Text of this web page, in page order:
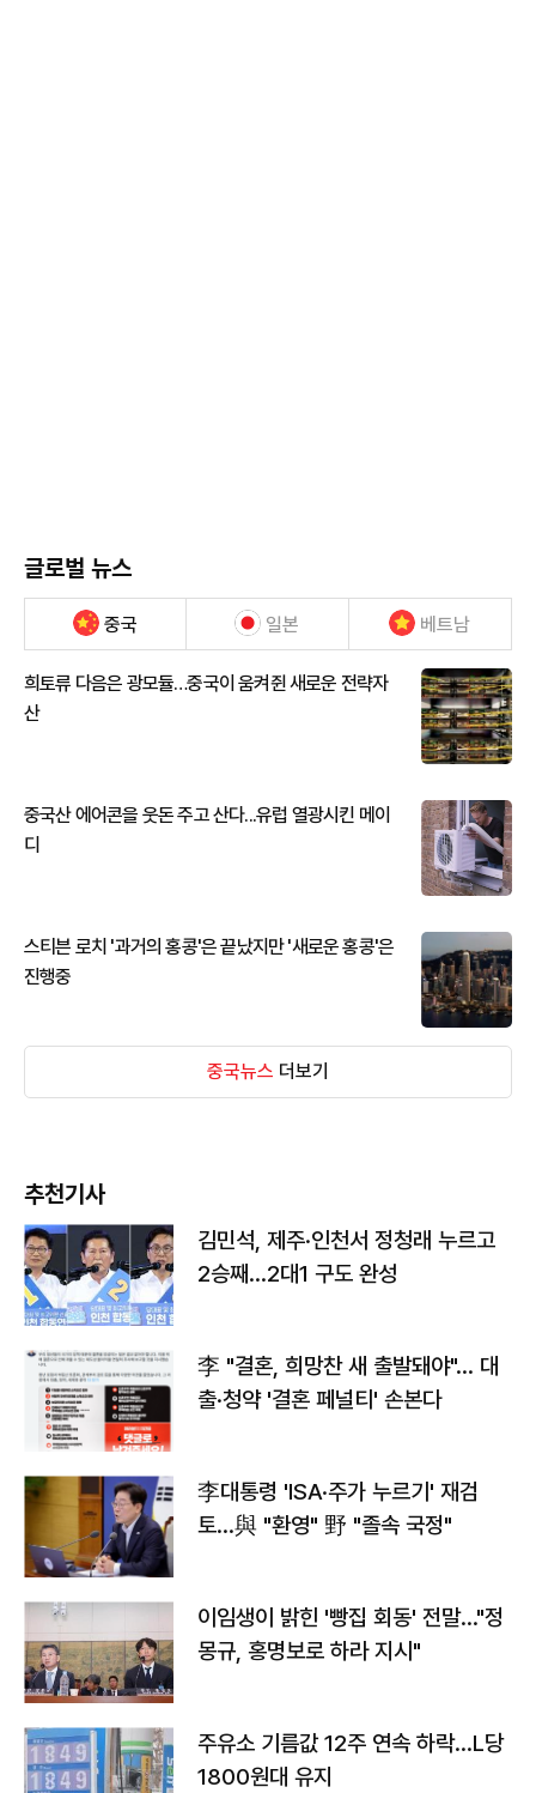
글로벌 뉴스
중국 일본 베트남
희토류 다음은 광모듈…중국이 움켜쥔 새로운 전략자
산
중국산 에어콘을 웃돈 주고 산다...유럽 열광시킨 메이
디
스티븐 로치 '과거의 홍콩'은 끝났지만 '새로운 홍콩'은
진행중
중국뉴스 더보기
추천기사
김민석, 제주·인천서 정청래 누르고
2승째…2대1 구도 완성
李 "결혼, 희망찬 새 출발돼야"… 대
출·청약 '결혼 페널티' 손본다
李대통령 'ISA·주가 누르기' 재검
토…與 "환영" 野 "졸속 국정"
이임생이 밝힌 '빵집 회동' 전말…"정
몽규, 홍명보로 하라 지시"
주유소 기름값 12주 연속 하락…L당
1800원대 유지